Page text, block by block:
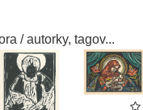
/ autorky, tagov...